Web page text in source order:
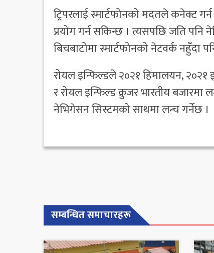
ट्रिपरलाई स्मार्टफोनको मदतले कनेक्ट
प्रयोग गर्न सकिन्छ । त्यसपछि जति पनि
बिचबाटोमा स्मार्टफोनको नेटवर्क नहुँदा
रोयल इन्फिल्डले २०२१ हिमालयन, २०२१
र रोयल इन्फिल्ड क्रुजर भारतीय बजारमा
नेभिगेसन सिस्टमको साथमा लन्च गर्नेछ ।
सम्बन्धित समाचारहरू